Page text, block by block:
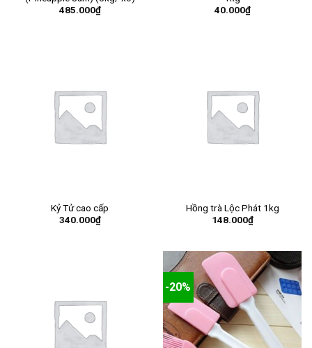
485.000₫
40.000₫
Kỷ Tử cao cấp
340.000₫
Hồng trà Lộc Phát 1kg
148.000₫
-20%